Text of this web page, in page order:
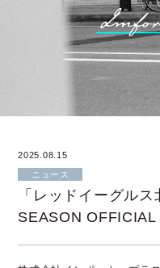
2025.08.15
ニュース
「レッドイーグル
SEASON OFFICIAL